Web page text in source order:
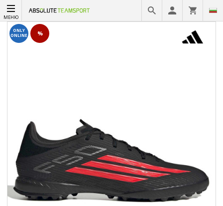
МЕНЮ
ONLY
ONLINE
%